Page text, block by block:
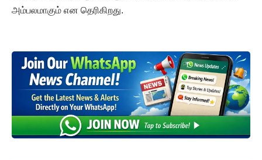
அம்பலமாகும் என தெரிகிறது.